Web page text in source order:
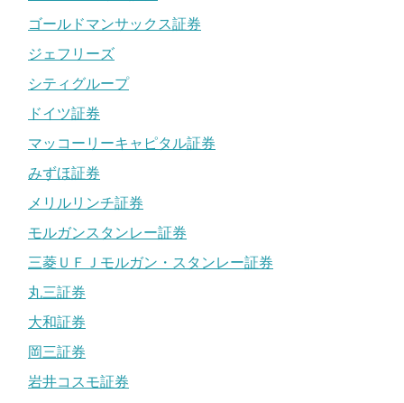
ゴールドマンサックス証券
ジェフリーズ
シティグループ
ドイツ証券
マッコーリーキャピタル証券
みずほ証券
メリルリンチ証券
モルガンスタンレー証券
三菱ＵＦＪモルガン・スタンレー証券
丸三証券
大和証券
岡三証券
岩井コスモ証券